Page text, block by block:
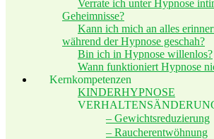
Verrate ich unter Hypnose
Geheimnisse?
Kann ich mich an alles
während der Hypnose geschah?
Bin ich in Hypnose willenlos?
Wann funktioniert Hypnose
Kernkompetenzen
KINDERHYPNOSE
– Gewichtsreduzierung
– Raucherentwöhnung